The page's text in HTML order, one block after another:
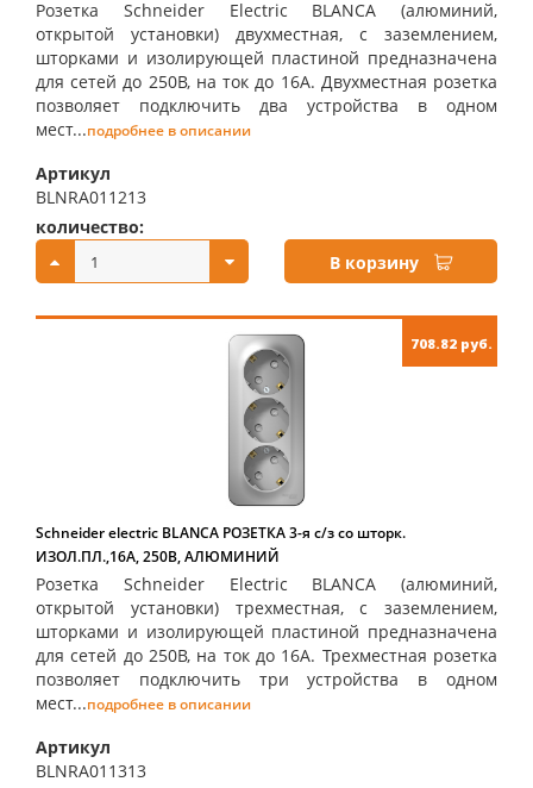
Розетка Schneider Electric BLANCA (алюминий,
открытой установки) двухместная, с заземлением,
шторками и изолирующей пластиной предназначена
для сетей до 250В, на ток до 16А. Двухместная розетка
позволяет подключить два устройства в одном
мест...подробнее в описании
Артикул
BLNRA011213
количество:
В корзину
708.82 руб.
Schneider electric BLANCA РОЗЕТКА 3-я с/з со шторк.
ИЗОЛ.ПЛ.,16А, 250В, АЛЮМИНИЙ
Розетка Schneider Electric BLANCA (алюминий,
открытой установки) трехместная, с заземлением,
шторками и изолирующей пластиной предназначена
для сетей до 250В, на ток до 16А. Трехместная розетка
позволяет подключить три устройства в одном
мест...подробнее в описании
Артикул
BLNRA011313